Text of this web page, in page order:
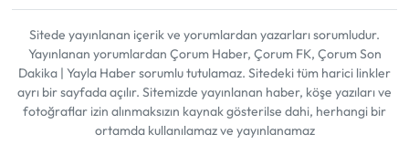
Sitede yayınlanan içerik ve yorumlardan yazarları sorumludur.
Yayınlanan yorumlardan Çorum Haber, Çorum FK, Çorum Son
Dakika | Yayla Haber sorumlu tutulamaz. Sitedeki tüm harici linkler
ayrı bir sayfada açılır. Sitemizde yayınlanan haber, köşe yazıları ve
fotoğraflar izin alınmaksızın kaynak gösterilse dahi, herhangi bir
ortamda kullanılamaz ve yayınlanamaz